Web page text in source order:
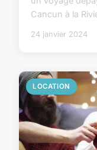
Cancun à la
24 janvier 2024
LOCATION